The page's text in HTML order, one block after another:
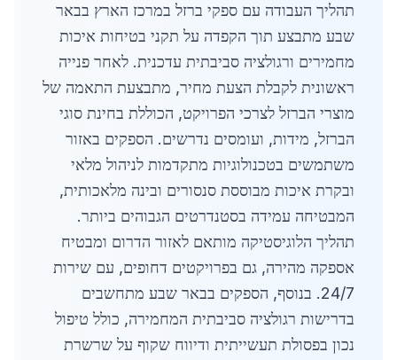
תהליך העבודה עם ספקי ברזל במרכז הארץ בבאר
שבע מתבצע תוך הקפדה על תקני בטיחות איכות
מחמירים ורגולציה סביבתית עדכנית. לאחר פנייה
ראשונית לקבלת הצעת מחיר, מתבצעת התאמה של
מוצרי הברזל לצרכי הפרויקט, הכוללת בחינת סוגי
הברזל, מידות, ועומסים נדרשים. הספקים באזור
משתמשים בטכנולוגיות מתקדמות לניהול מלאי
ובקרת איכות מבוססת סנסורים ובינה מלאכותית,
המבטיחה עמידה בסטנדרטים הגבוהים ביותר.
תהליך הלוגיסטיקה מותאם לאזור הדרום ומבטיח
אספקה מהירה, גם בפרויקטים דחופים, עם שירות
24/7. בנוסף, הספקים בבאר שבע מתחשבים
בדרישות רגולציה סביבתית המחמירה, כולל טיפול
נכון בפסולת תעשייתית ודיווח שקוף על שרשרת